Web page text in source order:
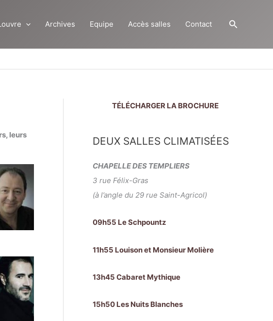
Archives Equipe Accès salles Contact
leurs
TÉLÉCHARGER LA BROCHURE
DEUX SALLES CLIMATISÉES
CHAPELLE DES TEMPLIERS
3 rue Félix-Gras
(à l’angle du 29 rue Saint-Agricol)
09h55 Le Schpountz
11h55 Louison et Monsieur Molière
13h45 Cabaret Mythique
15h50 Les Nuits Blanches